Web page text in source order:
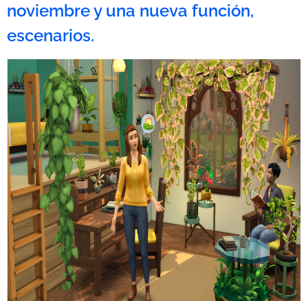
noviembre y una nueva función,
escenarios.